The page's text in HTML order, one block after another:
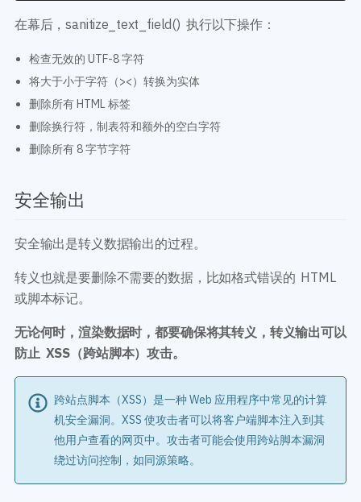
在幕后，sanitize_text_field() 执行以下操作：
检查无效的 UTF-8 字符
将大于小于字符（><）转换为实体
删除所有 HTML 标签
删除换行符，制表符和额外的空白字符
删除所有 8 字节字符
安全输出
安全输出是转义数据输出的过程。
转义也就是要删除不需要的数据，比如格式错误的 HTML
或脚本标记。
无论何时，渲染数据时，都要确保将其转义，转义输出可以
防止 XSS（跨站脚本）攻击。
跨站点脚本（XSS）是一种 Web 应用程序中常见的计算
机安全漏洞。XSS 使攻击者可以将客户端脚本注入到其
他用户查看的网页中。攻击者可能会使用跨站脚本漏洞
绕过访问控制，如同源策略。